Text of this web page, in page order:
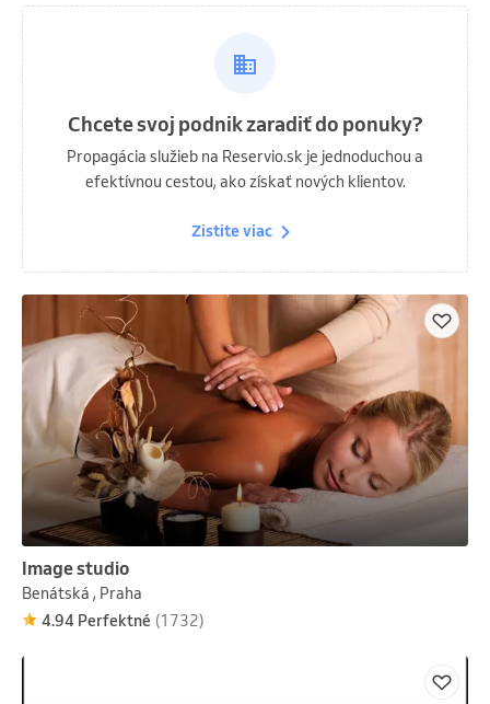
Chcete svoj podnik zaradiť do ponuky?
Propagácia služieb na Reservio.sk je jednoduchou a
efektívnou cestou, ako získať nových klientov.
Zistite viac
Image studio
Benátská , Praha
4.94 Perfektné (1732)